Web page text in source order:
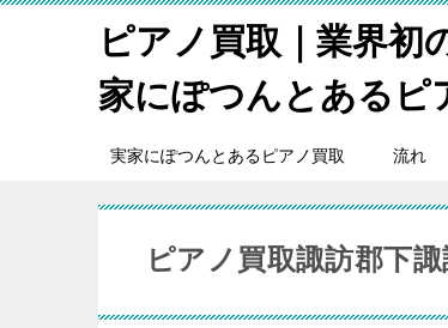
ピアノ買取｜業界初
家にぽつんとあるピ
実家にぽつんとあるピアノ買取 流れ
ピアノ買取諏訪郡下